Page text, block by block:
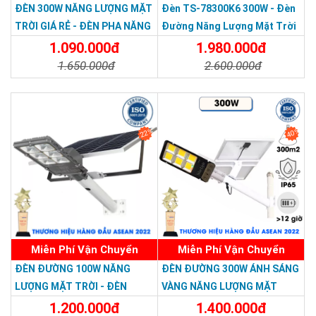
ĐÈN 300W NĂNG LƯỢNG MẶT
TRỜI GIÁ RẺ - ĐÈN PHA NĂNG
LƯỢNG MẶT TRỜI 300W MẪU
1.090.000đ
1.650.000đ
Đèn TS-78300K6 300W - Đèn
Đường Năng Lượng Mặt Trời
300W TS-78300K6 - Solar
Light 300W
1.980.000đ
2.600.000đ
22%
Miễn Phí Vận Chuyển
ĐÈN ĐƯỜNG 100W NĂNG
LƯỢNG MẶT TRỜI - ĐÈN
ĐƯỜNG NĂNG LƯỢNG MẶT
1.200.000đ
40%
Miễn Phí Vận Chuyển
ĐÈN ĐƯỜNG 300W ÁNH SÁNG
VÀNG NĂNG LƯỢNG MẶT
TRỜI - Solar Light 300W
1.400.000đ